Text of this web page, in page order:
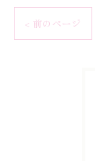
< 前のページ